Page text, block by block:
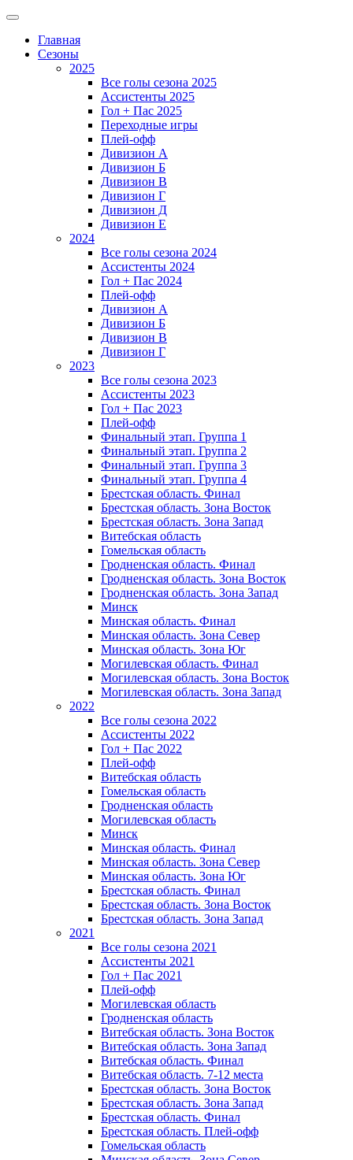
Главная
Сезоны
2025
Все голы сезона 2025
Ассистенты 2025
Гол + Пас 2025
Переходные игры
Плей-офф
Дивизион A
Дивизион Б
Дивизион В
Дивизион Г
Дивизион Д
Дивизион Е
2024
Все голы сезона 2024
Ассистенты 2024
Гол + Пас 2024
Плей-офф
Дивизион A
Дивизион Б
Дивизион В
Дивизион Г
2023
Все голы сезона 2023
Ассистенты 2023
Гол + Пас 2023
Плей-офф
Финальный этап. Группа 1
Финальный этап. Группа 2
Финальный этап. Группа 3
Финальный этап. Группа 4
Брестская область. Финал
Брестская область. Зона Восток
Брестская область. Зона Запад
Витебская область
Гомельская область
Гродненская область. Финал
Гродненская область. Зона Восток
Гродненская область. Зона Запад
Минск
Минская область. Финал
Минская область. Зона Север
Минская область. Зона Юг
Могилевская область. Финал
Могилевская область. Зона Восток
Могилевская область. Зона Запад
2022
Все голы сезона 2022
Ассистенты 2022
Гол + Пас 2022
Плей-офф
Витебская область
Гомельская область
Гродненская область
Могилевская область
Минск
Mинская область. Финал
Минская область. Зона Север
Минская область. Зона Юг
Брестская область. Финал
Брестская область. Зона Восток
Брестская область. Зона Запад
2021
Все голы сезона 2021
Ассистенты 2021
Гол + Пас 2021
Плей-офф
Могилевская область
Гродненская область
Витебская область. Зона Восток
Витебская область. Зона Запад
Витебская область. Финал
Витебская область. 7-12 места
Брестская область. Зона Восток
Брестская область. Зона Запад
Брестская область. Финал
Брестская область. Плей-офф
Гомельская область